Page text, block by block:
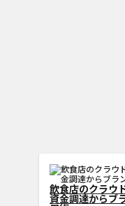
SDGs型クラウ
ィナブル社会の